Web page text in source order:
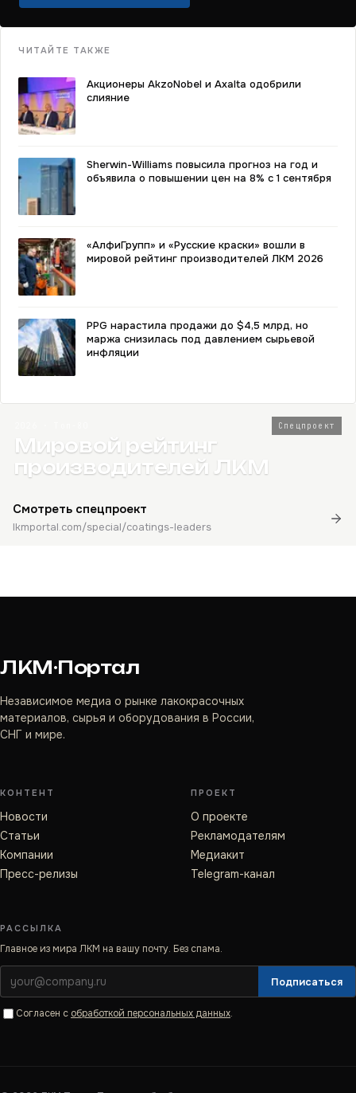
ЧИТАЙТЕ ТАКЖЕ
Акционеры AkzoNobel и Axalta одобрили
слияние
Sherwin-Williams повысила прогноз на год и
объявила о повышении цен на 8% с 1 сентября
«АлфиГрупп» и «Русские краски» вошли в
мировой рейтинг производителей ЛКМ 2026
PPG нарастила продажи до $4,5 млрд, но
маржа снизилась под давлением сырьевой
инфляции
Спецпроект
Мировой рейтинг
производителей ЛКМ
Смотреть спецпроект
lkmportal.com/special/coatings-leaders
ЛКМ·Портал
Независимое медиа о рынке лакокрасочных
материалов, сырья и оборудования в России,
СНГ и мире.
КОНТЕНТ
Новости
Статьи
Компании
Пресс-релизы
ПРОЕКТ
О проекте
Рекламодателям
Медиакит
Telegram-канал
РАССЫЛКА
Главное из мира ЛКМ на вашу почту. Без спама.
Подписаться
Согласен с обработкой персональных данных.